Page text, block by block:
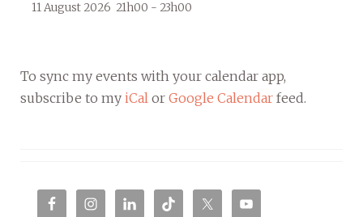
11 August 2026 21h00 - 23h00
To sync my events with your calendar app,
subscribe to my iCal or Google Calendar feed.